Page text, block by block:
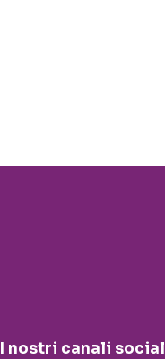
I nostri canali social